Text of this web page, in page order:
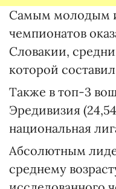
Самым молодым
чемпионатов
Словакии,
которой составил
Также в топ-3
Эредивизия
национальная
Абсолютным
среднему